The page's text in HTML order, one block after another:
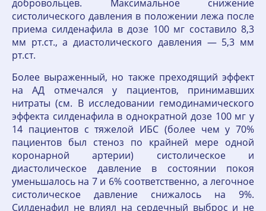
добровольцев. Максимальное снижение
систолического давления в положении лежа после
приема силденафила в дозе 100 мг составило 8,3
мм рт.ст., а диастолического давления — 5,3 мм
рт.ст.
Более выраженный, но также преходящий эффект
на АД отмечался у пациентов, принимавших
нитраты (см. В исследовании гемодинамического
эффекта силденафила в однократной дозе 100 мг у
14 пациентов с тяжелой ИБС (более чем у 70%
пациентов был стеноз по крайней мере одной
коронарной артерии) систолическое и
диастолическое давление в состоянии покоя
уменьшалось на 7 и 6% соответственно, а легочное
систолическое давление снижалось на 9%.
Силденафил не влиял на сердечный выброс и не